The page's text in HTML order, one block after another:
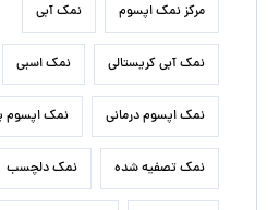
مرکز نمک اپسوم نمک آبی
نمک آبی کریستالی نمک اسبی
نمک اپسوم درمانی نمک اپسوم
نمک تصفیه شده نمک دلچسب